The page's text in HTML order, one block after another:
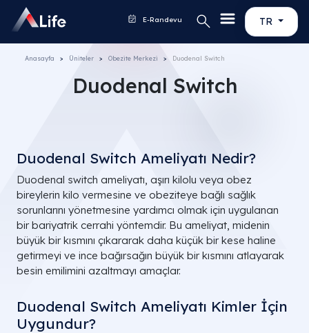
TR
E-Randevu
Anasayfa Üniteler Obezite Merkezi Duodenal Switch
Duodenal Switch
Duodenal Switch Ameliyatı Nedir?
Duodenal switch ameliyatı, aşırı kilolu veya obez
bireylerin kilo vermesine ve obeziteye bağlı sağlık
sorunlarını yönetmesine yardımcı olmak için uygulanan
bir bariyatrik cerrahi yöntemdir. Bu ameliyat, midenin
büyük bir kısmını çıkararak daha küçük bir kese haline
getirmeyi ve ince bağırsağın büyük bir kısmını atlayarak
besin emilimini azaltmayı amaçlar.
Duodenal Switch Ameliyatı Kimler İçin
Uygundur?